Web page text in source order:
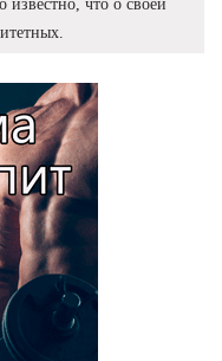
известно, что о своей